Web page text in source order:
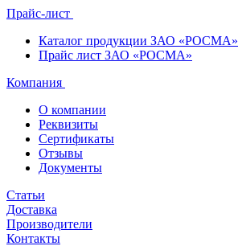
Прайс-лист
Каталог продукции ЗАО «РОСМА»
Прайс лист ЗАО «РОСМА»
Компания
О компании
Реквизиты
Сертификаты
Отзывы
Документы
Статьи
Доставка
Производители
Контакты